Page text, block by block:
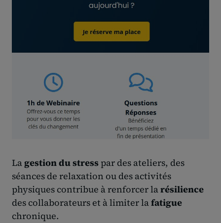
Lagestion du stress par des ateliers, des
séances de relaxation ou des activités
physiques contribue à renforcer larésilience
des collaborateurs et à limiter lafatigue
chronique.